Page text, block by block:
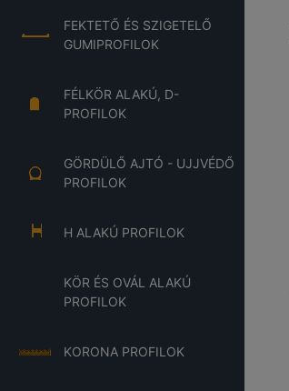
FEKTETŐ ÉS SZIGETELŐ
GUMIPROFILOK
FÉLKÖR ALAKÚ, D-
PROFILOK
GÖRDÜLŐ AJTÓ - UJJVÉDŐ
PROFILOK
H ALAKÚ PROFILOK
KÖR ÉS OVÁL ALAKÚ
PROFILOK
KORONA PROFILOK